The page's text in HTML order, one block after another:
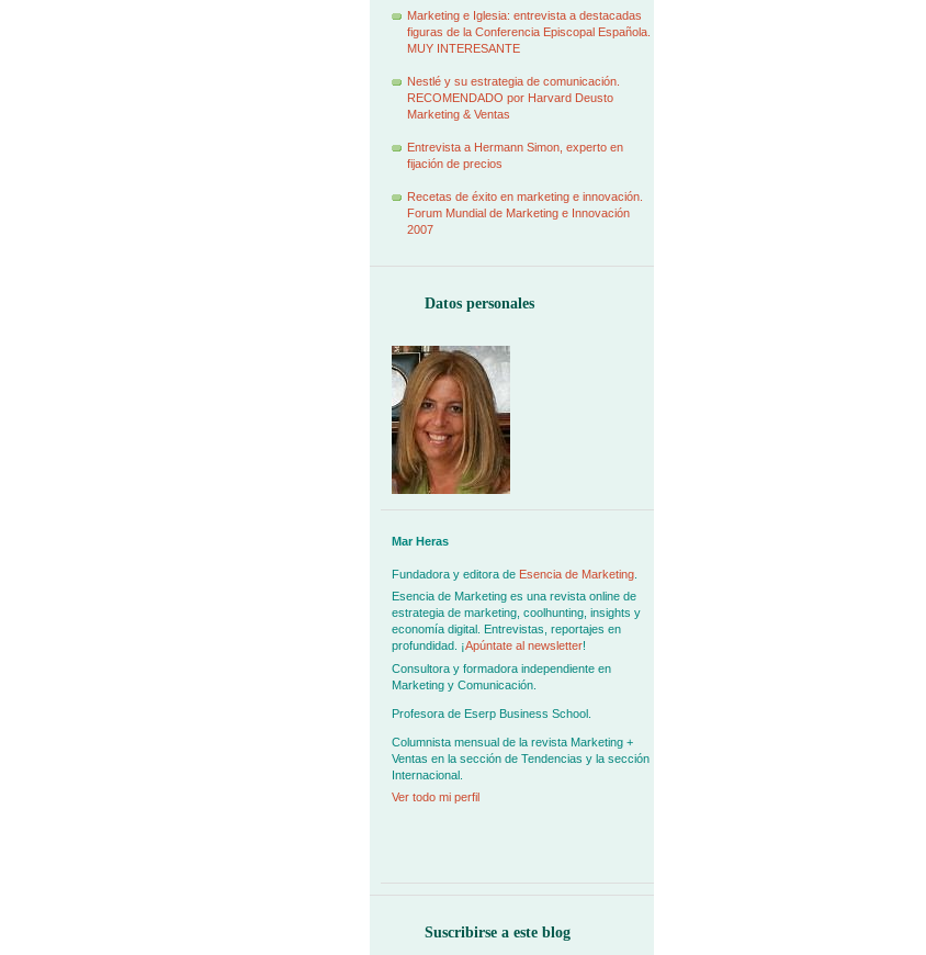
Marketing e Iglesia: entrevista a destacadas
figuras de la Conferencia Episcopal Española.
MUY INTERESANTE
Nestlé y su estrategia de comunicación.
RECOMENDADO por Harvard Deusto
Marketing & Ventas
Entrevista a Hermann Simon, experto en
fijación de precios
Recetas de éxito en marketing e innovación.
Forum Mundial de Marketing e Innovación
2007
Datos personales
Mar Heras
Fundadora y editora de Esencia de Marketing.
Esencia de Marketing es una revista online de
estrategia de marketing, coolhunting, insights y
economía digital. Entrevistas, reportajes en
profundidad. ¡Apúntate al newsletter!
Consultora y formadora independiente en
Marketing y Comunicación.
Profesora de Eserp Business School.
Columnista mensual de la revista Marketing +
Ventas en la sección de Tendencias y la sección
Internacional.
Ver todo mi perfil
Suscribirse a este blog